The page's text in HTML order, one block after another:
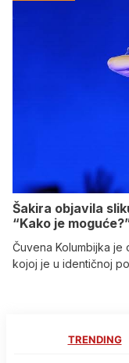
Šakira objavila
“Kako je
Čuvena Kolumbijka
kojoj je u identičnoj
TRENDING